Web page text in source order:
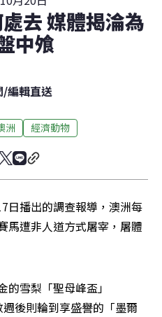
去 媒體揭淪為
中飧
/編輯直送
洲 經濟動物
日播出的調查報導，澳洲每
馬遭非人道方式屠宰，屠體
雪梨「聖母峰盃」
週後則輪到享盛譽的「墨爾